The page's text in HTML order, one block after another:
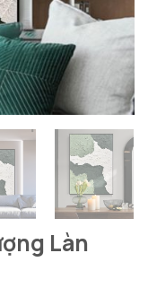
Làn